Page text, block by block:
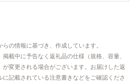
の情報に基づき、作成しています。
載中に予告なく返礼品の仕様（規格、容量、
が変更される場合がございます。お届けした返
記載されている注意書きなどをご確認くださ